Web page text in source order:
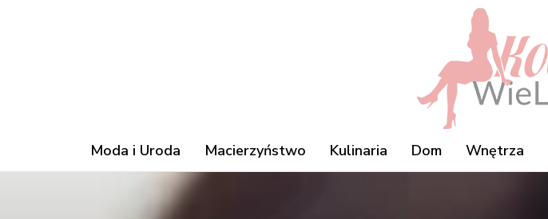
Moda i Uroda Macierzyństwo Kulinaria Dom Wnętrza